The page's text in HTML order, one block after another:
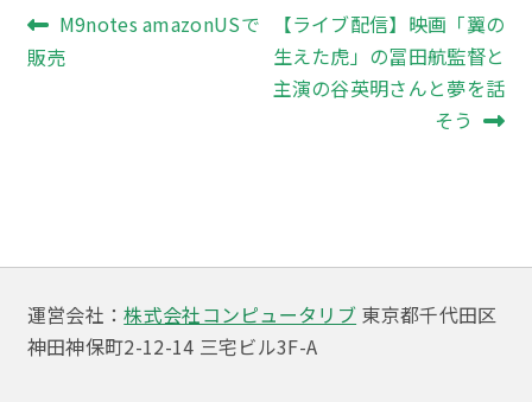
投
稿
ー
シ
ョ
前
の
M9notes amazonUSで
販売
次
の
投
【ライブ配信】映画「翼の
生えた虎」の冨田航監督と
主演の谷英明さんと夢を話
そう
運営会社：株式会社コンピュータリブ 東京都千代田区
神田神保町2-12-14 三宅ビル3F-A